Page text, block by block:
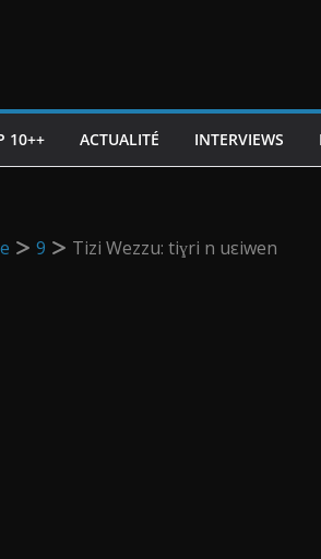
10++ ACTUALITÉ INTERVIEWS
9 Tizi Wezzu: tiɣri n uεiwen